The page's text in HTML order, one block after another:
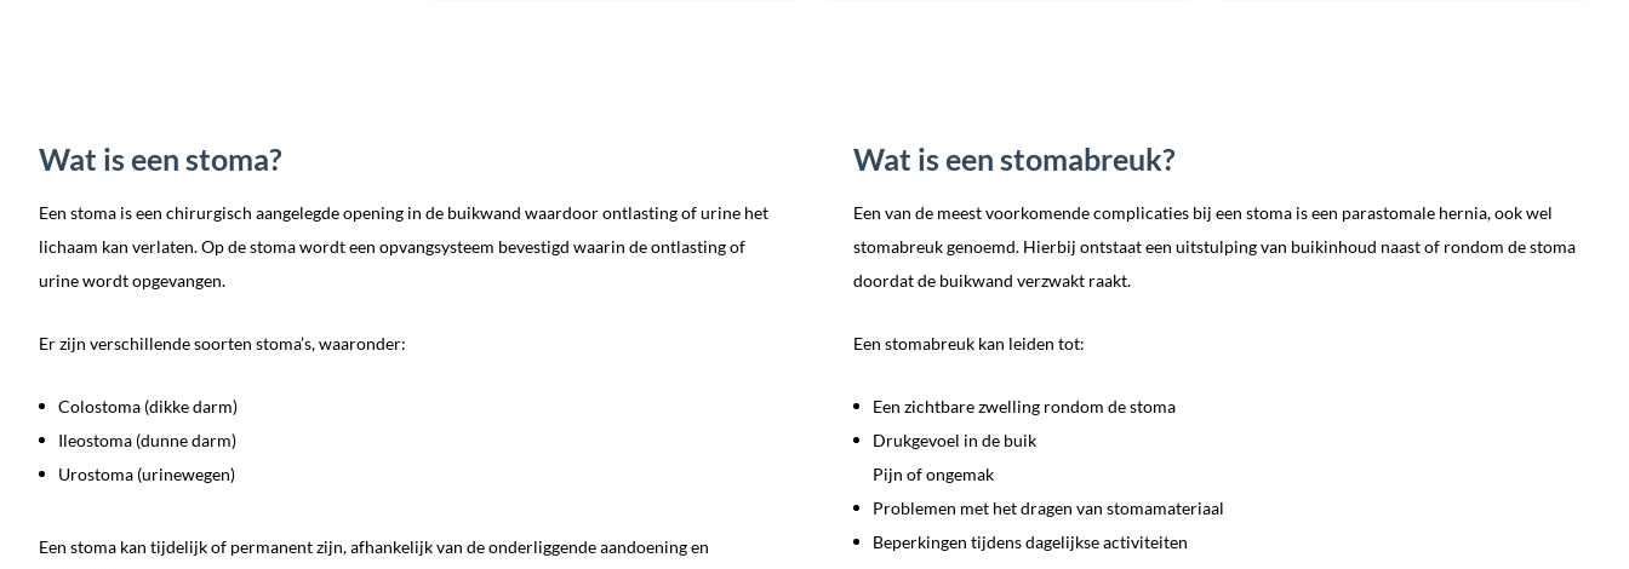
Wat is een stoma?
Een stoma is een chirurgisch aangelegde opening in de buikwand waardoor ontlasting of urine het
lichaam kan verlaten. Op de stoma wordt een opvangsysteem bevestigd waarin de ontlasting of
urine wordt opgevangen.
Er zijn verschillende soorten stoma’s, waaronder:
Colostoma (dikke darm)
Ileostoma (dunne darm)
Urostoma (urinewegen)
Een stoma kan tijdelijk of permanent zijn, afhankelijk van de onderliggende aandoening en
Wat is een stomabreuk?
Een van de meest voorkomende complicaties bij een stoma is een parastomale hernia, ook wel
stomabreuk genoemd. Hierbij ontstaat een uitstulping van buikinhoud naast of rondom de stoma
doordat de buikwand verzwakt raakt.
Een stomabreuk kan leiden tot:
Een zichtbare zwelling rondom de stoma
Drukgevoel in de buik
Pijn of ongemak
Problemen met het dragen van stomamateriaal
Beperkingen tijdens dagelijkse activiteiten